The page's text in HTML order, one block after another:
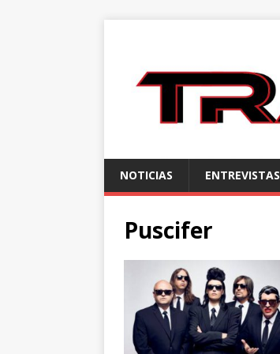
NOTICIAS ENTREVISTAS
Puscifer